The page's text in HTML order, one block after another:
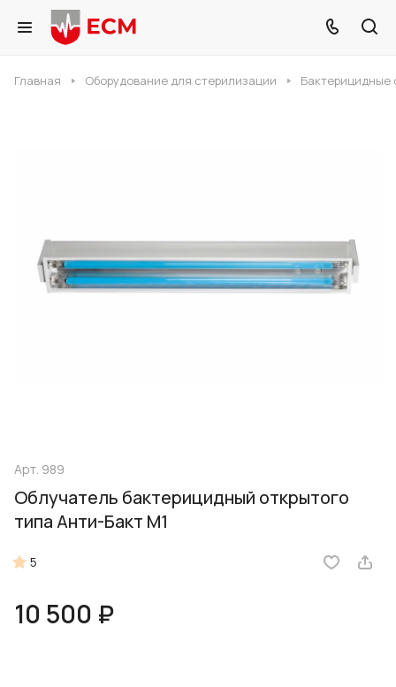
Главная Оборудование для стерилизации Бактерицидные
Арт. 989
Облучатель бактерицидный открытого
типа Анти-Бакт М1
5
10 500 ₽